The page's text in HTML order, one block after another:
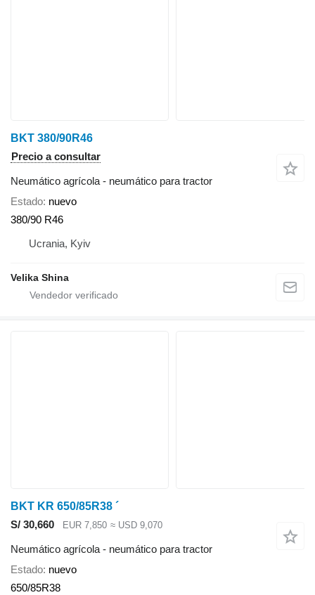
BKT 380/90R46
Precio a consultar
Neumático agrícola - neumático para tractor
Estado nuevo
380/90 R46
Ucrania, Kyiv
Velika Shina
BKT KR 650/85R38 ´
S/ 30,660
EUR 7,850 ≈ USD 9,070
Neumático agrícola - neumático para tractor
Estado nuevo
650/85R38